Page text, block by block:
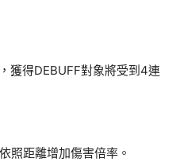
獲得DEBUFF對象將受到4連
照距離增加傷害倍率。